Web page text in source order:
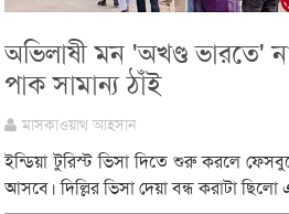
অভিলাষী মন 'অখণ্ড ভারতে'
পাক সামান্য ঠাঁই
মাসকাওয়াথ আহসান
ইন্ডিয়া টুরিস্ট ভিসা দিতে শুরু করলে
আসবে। দিল্লির ভিসা দেয়া বন্ধ করাটা ছিলো